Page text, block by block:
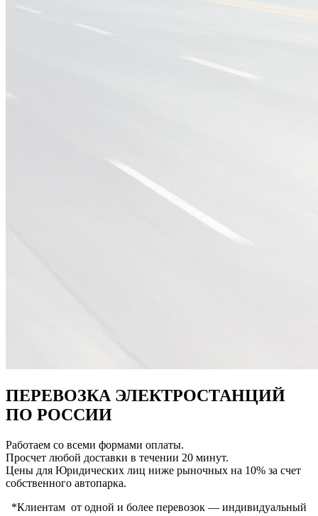
ПЕРЕВОЗКА ЭЛЕКТРОСТАНЦИЙ
ПО РОССИИ
Работаем со всеми формами оплаты.
Просчет любой доставки в течении 20 минут.
Цены для Юридических лиц ниже рыночных на 10% за счет
собственного автопарка.
*Клиентам от одной и более перевозок — индивидуальный